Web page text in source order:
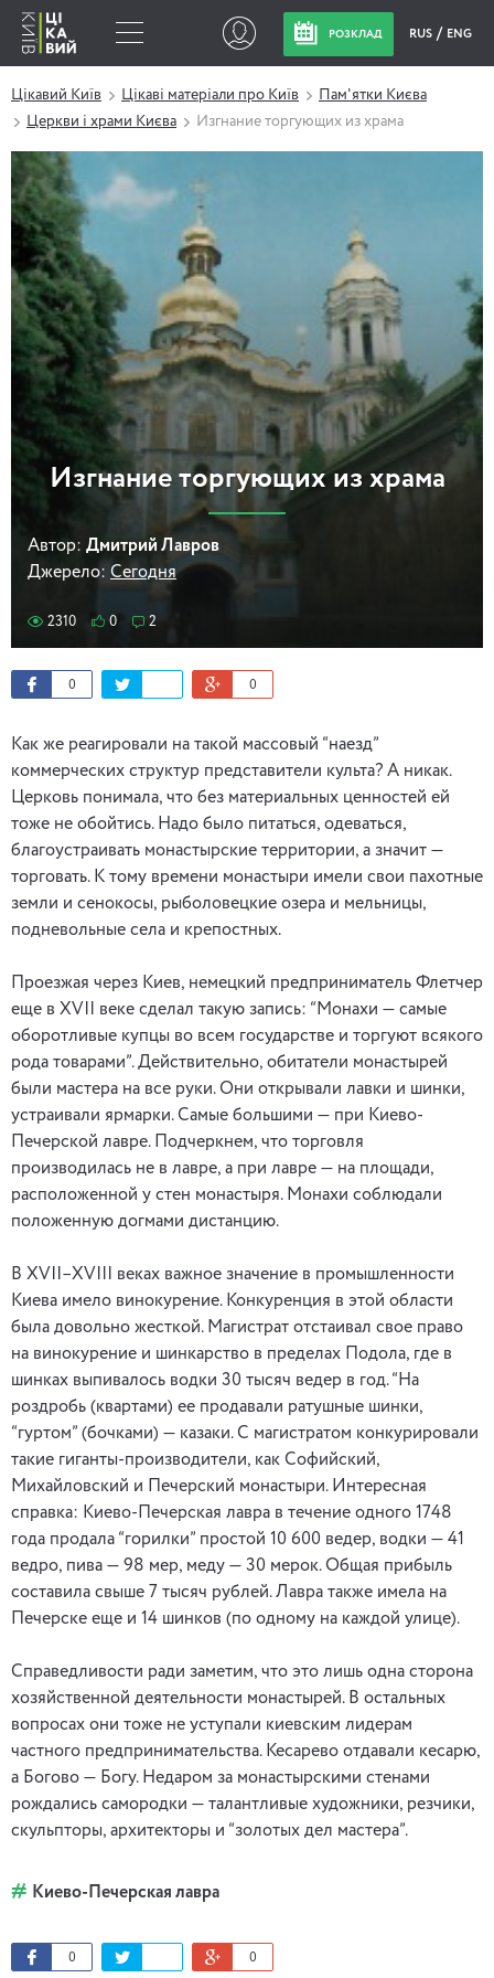
РОЗКЛАД RUS ENG
Цікавий Київ Цікаві матеріали про Київ
Пам'ятки Києва
Церкви і храми Києва
Изгнание торгующих из храма
Изгнание торгующих из храма
Автор: Дмитрий Лавров
Джерело: Сегодня
2310 0 2
0 0
Как же реагировали на такой массовый “наезд”
коммерческих структур представители культа? А никак.
Церковь понимала, что без материальных ценностей ей
тоже не обойтись. Надо было питаться, одеваться,
благоустраивать монастырские территории, а значит —
торговать. К тому времени монастыри имели свои пахотные
земли и сенокосы, рыболовецкие озера и мельницы,
подневольные села и крепостных.
Проезжая через Киев, немецкий предприниматель Флетчер
еще в XVII веке сделал такую запись: “Монахи — самые
оборотливые купцы во всем государстве и торгуют всякого
рода товарами”. Действительно, обитатели монастырей
были мастера на все руки. Они открывали лавки и шинки,
устраивали ярмарки. Самые большими — при Киево-
Печерской лавре. Подчеркнем, что торговля
производилась не в лавре, а при лавре — на площади,
расположенной у стен монастыря. Монахи соблюдали
положенную догмами дистанцию.
В XVII–XVIII веках важное значение в промышленности
Киева имело винокурение. Конкуренция в этой области
была довольно жесткой. Магистрат отстаивал свое право
на винокурение и шинкарство в пределах Подола, где в
шинках выпивалось водки 30 тысяч ведер в год. “На
роздробь (квартами) ее продавали ратушные шинки,
“гуртом” (бочками) — казаки. С магистратом конкурировали
такие гиганты-производители, как Софийский,
Михайловский и Печерский монастыри. Интересная
справка: Киево-Печерская лавра в течение одного 1748
года продала “горилки” простой 10 600 ведер, водки — 41
ведро, пива — 98 мер, меду — 30 мерок. Общая прибыль
составила свыше 7 тысяч рублей. Лавра также имела на
Печерске еще и 14 шинков (по одному на каждой улице).
Справедливости ради заметим, что это лишь одна сторона
хозяйственной деятельности монастырей. В остальных
вопросах они тоже не уступали киевским лидерам
частного предпринимательства. Кесарево отдавали кесарю,
а Богово — Богу. Недаром за монастырскими стенами
рождались самородки — талантливые художники, резчики,
скульпторы, архитекторы и “золотых дел мастера”.
Киево-Печерская лавра
0 0